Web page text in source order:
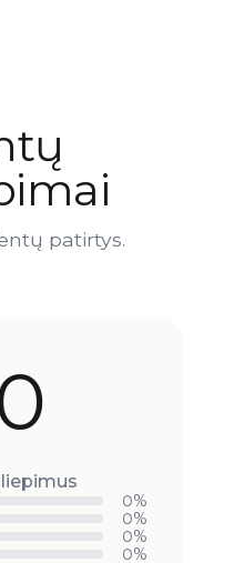
patirtys.
0%
0%
0%
0%